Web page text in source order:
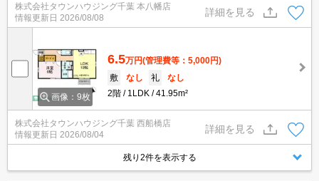
株式会社タウンハウジング千葉 本八幡店
情報更新日 2026/08/08
詳細を見る
画像：9枚
6.5万円(管理費等：5,000円)
敷
なし 礼
なし
2階
1LDK 41.95m²
株式会社タウンハウジング千葉 西船橋店
情報更新日 2026/08/04
詳細を見る
残り2件を表示する